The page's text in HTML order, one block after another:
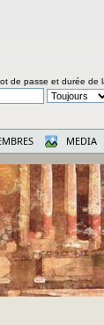
de passe et durée de
MEDIA